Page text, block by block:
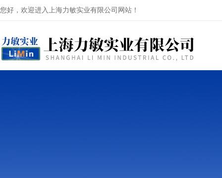
您好，欢迎进入上海力敏实业有限公司网站！